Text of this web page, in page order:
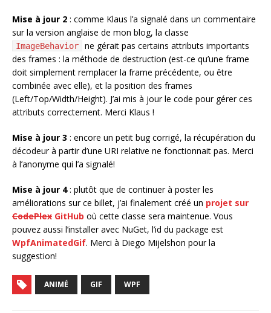
Mise à jour 2 : comme Klaus l’a signalé dans un commentaire
sur la version anglaise de mon blog, la classe
ImageBehavior
ne gérait pas certains attributs importants
des frames : la méthode de destruction (est-ce qu’une frame
doit simplement remplacer la frame précédente, ou être
combinée avec elle), et la position des frames
(Left/Top/Width/Height). J’ai mis à jour le code pour gérer ces
attributs correctement. Merci Klaus !
Mise à jour 3 : encore un petit bug corrigé, la récupération du
décodeur à partir d’une URI relative ne fonctionnait pas. Merci
à l’anonyme qui l’a signalé!
Mise à jour 4: plutôt que de continuer à poster les
améliorations sur ce billet, j’ai finalement créé un projet sur
CodePlex GitHub où cette classe sera maintenue. Vous
pouvez aussi l’installer avec NuGet, l’id du package est
WpfAnimatedGif. Merci à Diego Mijelshon pour la
suggestion!
ANIMÉ GIF WPF